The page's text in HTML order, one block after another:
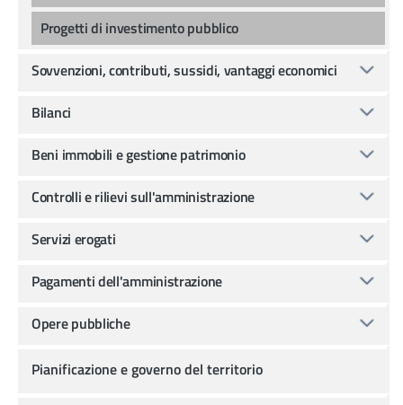
Progetti di investimento pubblico
Sovvenzioni, contributi, sussidi, vantaggi economici
Bilanci
Beni immobili e gestione patrimonio
Controlli e rilievi sull'amministrazione
Servizi erogati
Pagamenti dell'amministrazione
Opere pubbliche
Pianificazione e governo del territorio